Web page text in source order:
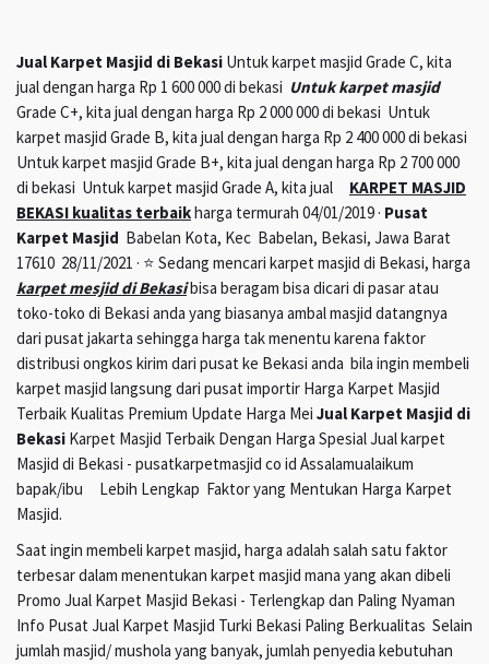
Jual Karpet Masjid di Bekasi Untuk karpet masjid Grade C, kita
jual dengan harga Rp 1 600 000 di bekasi Untuk karpet masjid
Grade C+, kita jual dengan harga Rp 2 000 000 di bekasi Untuk
karpet masjid Grade B, kita jual dengan harga Rp 2 400 000 di bekasi
Untuk karpet masjid Grade B+, kita jual dengan harga Rp 2 700 000
di bekasi Untuk karpet masjid Grade A, kita jual KARPET MASJID
BEKASI kualitas terbaikharga termurah 04/01/2019 · Pusat
Karpet Masjid Babelan Kota, Kec Babelan, Bekasi, Jawa Barat
17610 28/11/2021 · ⭐ Sedang mencari karpet masjid di Bekasi, harga
karpet mesjid di Bekasibisa beragam bisa dicari di pasar atau
toko-toko di Bekasi anda yang biasanya ambal masjid datangnya
dari pusat jakarta sehingga harga tak menentu karena faktor
distribusi ongkos kirim dari pusat ke Bekasi anda bila ingin membeli
karpet masjid langsung dari pusat importir Harga Karpet Masjid
Terbaik Kualitas Premium Update Harga Mei Jual Karpet Masjid di
Bekasi Karpet Masjid Terbaik Dengan Harga Spesial Jual karpet
Masjid di Bekasi - pusatkarpetmasjid co id Assalamualaikum
bapak/ibu Lebih Lengkap Faktor yang Mentukan Harga Karpet
Masjid.
Saat ingin membeli karpet masjid, harga adalah salah satu faktor
terbesar dalam menentukan karpet masjid mana yang akan dibeli
Promo Jual Karpet Masjid Bekasi - Terlengkap dan Paling Nyaman
Info Pusat Jual Karpet Masjid Turki Bekasi Paling Berkualitas Selain
jumlah masjid/ mushola yang banyak, jumlah penyedia kebutuhan